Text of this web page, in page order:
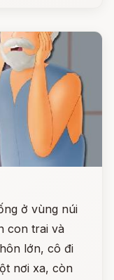
ở vùng núi
con trai và
lớn, cô đi
nơi xa, còn